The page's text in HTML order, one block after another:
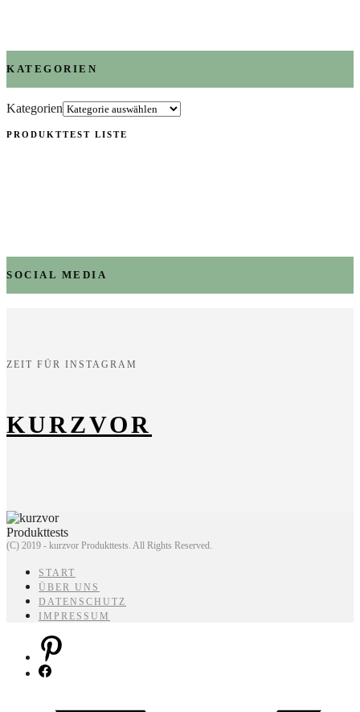
KATEGORIEN
Kategorien
PRODUKTTEST LISTE
SOCIAL MEDIA
ZEIT FÜR INSTAGRAM
KURZVOR
(C) 2019 - kurzvor Produkttests. All Rights Reserved.
START
ÜBER UNS
DATENSCHUTZ
IMPRESSUM